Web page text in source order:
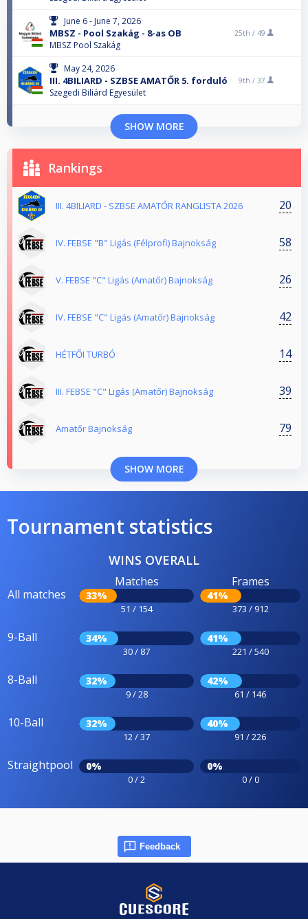
June 6 - June 7, 2026
MBSZ - Pool Szakág - 8-as OB
MBSZ Pool Szakág
25th / 49
May 24, 2026
III. 4BILIARD - SZBSE AMATŐR 5. forduló
Szegedi Biliárd Egyesület
9th / 37
SHOW MORE
Rankings
III. 4BILIARD - SZBSE AMATŐR RANGLISTA 2026 20
IV. FEBSE "B" Ligás (Félprofi) Bajnokság 58
V. FEBSE "C" Ligás (Amatőr) Bajnokság 26
IV. FEBSE "C" Ligás (Amatőr) Bajnokság 42
HÉTFŐI TURBÓ 14
III. FEBSE "C" Ligás (Amatőr) Bajnokság 39
Amatőr Bajnokság 79
SHOW MORE
Tournament statistics
WINS OVERALL
All matches
Matches
33%
51 / 154
Frames
41%
373 / 912
9-Ball 34%
30 / 87
41%
221 / 540
8-Ball 32%
9 / 28
42%
61 / 146
10-Ball 32%
12 / 37
40%
91 / 226
Straightpool 0%
0 / 2
0%
0 / 0
Feedback